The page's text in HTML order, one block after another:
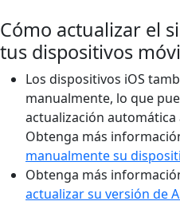
Cómo actualizar el
tus dispositivos
Los dispositivos iOS
manualmente, lo que
actualización automática
Obtenga más
manualmente su
Obtenga más
actualizar su versión de